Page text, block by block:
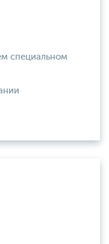
специальном